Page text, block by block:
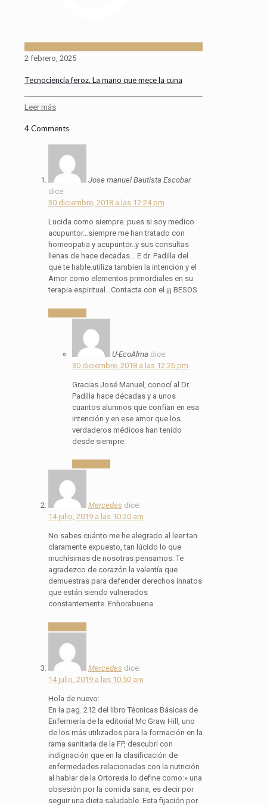
2 febrero, 2025
Tecnociencia feroz. La mano que mece la cuna
Leer más
4 Comments
Jose manuel Bautista Escobar
dice:
30 diciembre, 2018 a las 12:24 pm
Lucida como siempre..pues si soy medico
acupuntor…siempre me han tratado con
homeopatia y acupuntor..y sus consultas
llenas de hace decadas….E dr. Padilla del
que te hable.utiliza tambien la intencion y el
Amor como elementos primordiales en su
terapia espiritual…Contacta con el ¡¡¡ BESOS
U-EcoAlma dice:
30 diciembre, 2018 a las 12:26 pm
Gracias José Manuel, conocí al Dr.
Padilla hace décadas y a unos
cuantos alumnos que confían en esa
intención y en ese amor que los
verdaderos médicos han tenido
desde siempre.
Mercedes dice:
14 julio, 2019 a las 10:20 am
No sabes cuánto me he alegrado al leer tan
claramente expuesto, tan lúcido lo que
muchísimas de nosotras pensamos. Te
agradezco de corazón la valentía que
demuestras para defender derechos innatos
que están siendo vulnerados
constantemente. Enhorabuena.
Mercedes dice:
14 julio, 2019 a las 10:50 am
Hola de nuevo:
En la pag. 212 del libro Técnicas Básicas de
Enfermería de la editorial Mc Graw Hill, uno
de los más utilizados para la formación en la
rama sanitaria de la FP, descubrí con
indignación que en la clasificación de
enfermedades relacionadas con la nutrición
al hablar de la Ortorexia lo define como:» una
obsesión por la comida sana, es decir por
seguir una dieta saludable. Esta fijación por